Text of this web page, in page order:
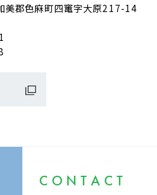
郡色麻町四竃字大原217-14
CONTACT